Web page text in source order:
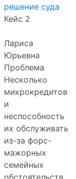
решение суда
Кейс 2
Лариса
Юрьевна
Проблема
Несколько
микрокредитов
и
неспособность
их обслуживать
из-за форс-
мажорных
семейных
обстоятельств,